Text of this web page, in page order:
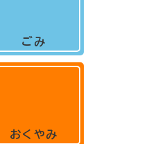
ごみ
おくやみ